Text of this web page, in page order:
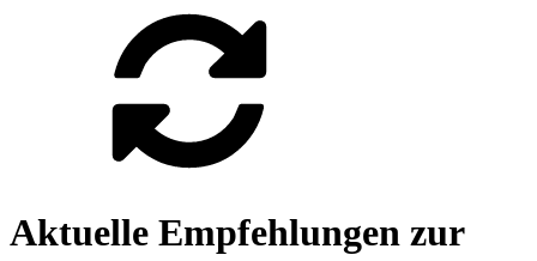
Aktuelle Empfehlungen zur